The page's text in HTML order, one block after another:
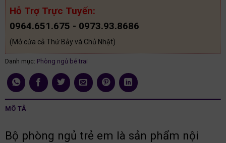
Hỗ Trợ Trực Tuyến:
0964.651.675 - 0973.93.8686
(Mở cửa cả Thứ Bảy và Chủ Nhật)
Danh mục: Phòng ngủ bé trai
MÔ TẢ
Bộ phòng ngủ trẻ em là sản phẩm nội